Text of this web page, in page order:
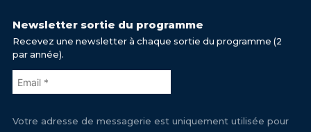
Newsletter sortie du programme
Recevez une newsletter à chaque sortie du programme (2
par année).
Votre adresse de messagerie est uniquement utilisée pour